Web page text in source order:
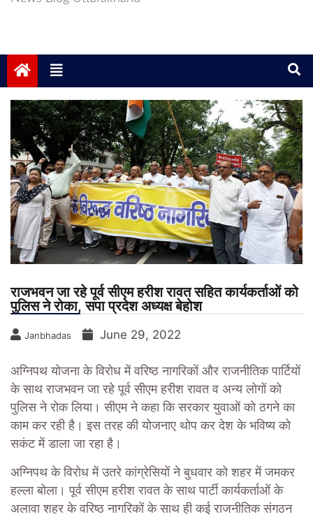
राजभवन जा रहे पूर्व सीएम हरीश रावत सहित कार्यकर्ताओं को
पुलिस ने रोका, सपा प्रदेश अध्यक्ष बेहोश
Janbhadas June 29, 2022
अग्निपथ योजना के विरोध में वरिष्ठ नागरिकों और राजनीतिक पार्टियों
के साथ राजभवन जा रहे पूर्व सीएम हरीश रावत व अन्य लोगों को
पुलिस ने रोक लिया। सीएम ने कहा कि सरकार युवाओं को ठगने का
काम कर रही है। इस तरह की योजनाए थोप कर देश के भविष्य को
सकंट में डाला जा रहा है।
अग्निपथ के विरोध में उतरे कांग्रेसियों ने बुधवार को शहर में जमकर
हल्ला बोला। पूर्व सीएम हरीश रावत के साथ पार्टी कार्यकर्ताओं के
अलावा शहर के वरिष्ठ नागरिकों के साथ ही कई राजनीतिक संगठन